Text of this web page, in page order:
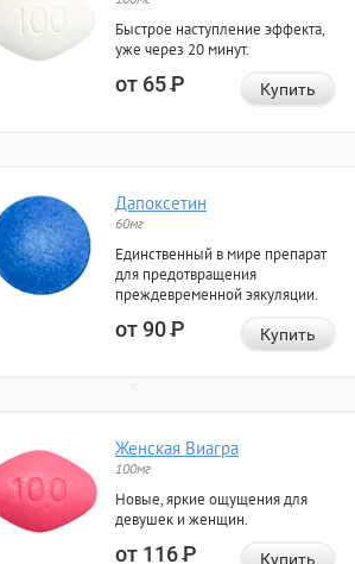
Быстрое наступление эффекта,
уже через 20 минут.
от 65Р Купить
Дапоксетин
60мг
Единственный в мире препарат
для предотвращения
преждевременной эякуляции.
от 90Р Купить
Женская Виагра
100мг
Новые, яркие ощущения для
девушек и женщин.
от 116Р Купить